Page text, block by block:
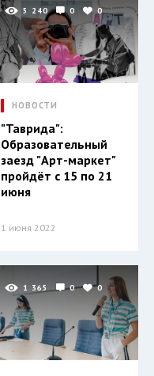
5 240 0 0
НОВОСТИ
"Таврида":
Образовательный
заезд "Арт-маркет"
пройдёт с 15 по 21
июня
1 июня 2022
1 365 0 0